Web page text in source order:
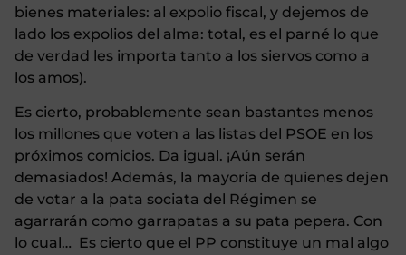
bienes materiales: al expolio fiscal, y dejemos de
lado los expolios del alma: total, es el parné lo que
de verdad les importa tanto a los siervos como a
los amos).
Es cierto, probablemente sean bastantes menos
los millones que voten a las listas del PSOE en los
próximos comicios. Da igual. ¡Aún serán
demasiados! Además, la mayoría de quienes dejen
de votar a la pata sociata del Régimen se
agarrarán como garrapatas a su pata pepera. Con
lo cual… Es cierto que el PP constituye un mal algo